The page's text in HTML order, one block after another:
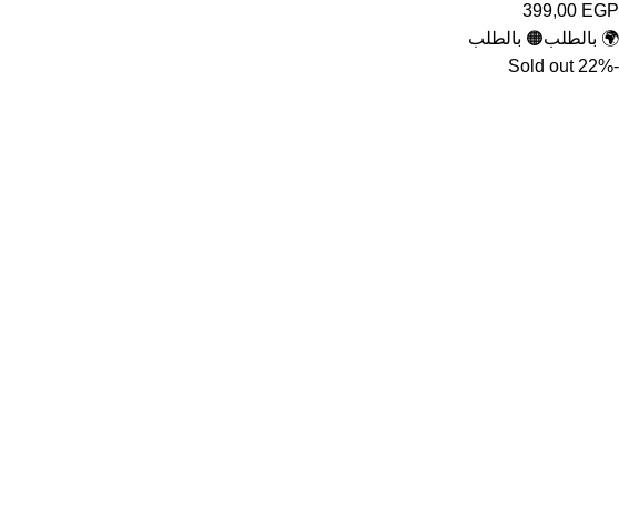
399,00 EGP
🌍 بالطلب🟠 بالطلب
-22%
Sold out